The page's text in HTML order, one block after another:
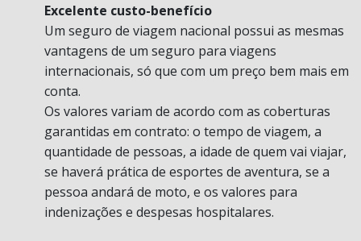
Excelente custo-benefício
Um seguro de viagem nacional possui as mesmas
vantagens de um seguro para viagens
internacionais, só que com um preço bem mais em
conta.
Os valores variam de acordo com as coberturas
garantidas em contrato: o tempo de viagem, a
quantidade de pessoas, a idade de quem vai viajar,
se haverá prática de esportes de aventura, se a
pessoa andará de moto, e os valores para
indenizações e despesas hospitalares.